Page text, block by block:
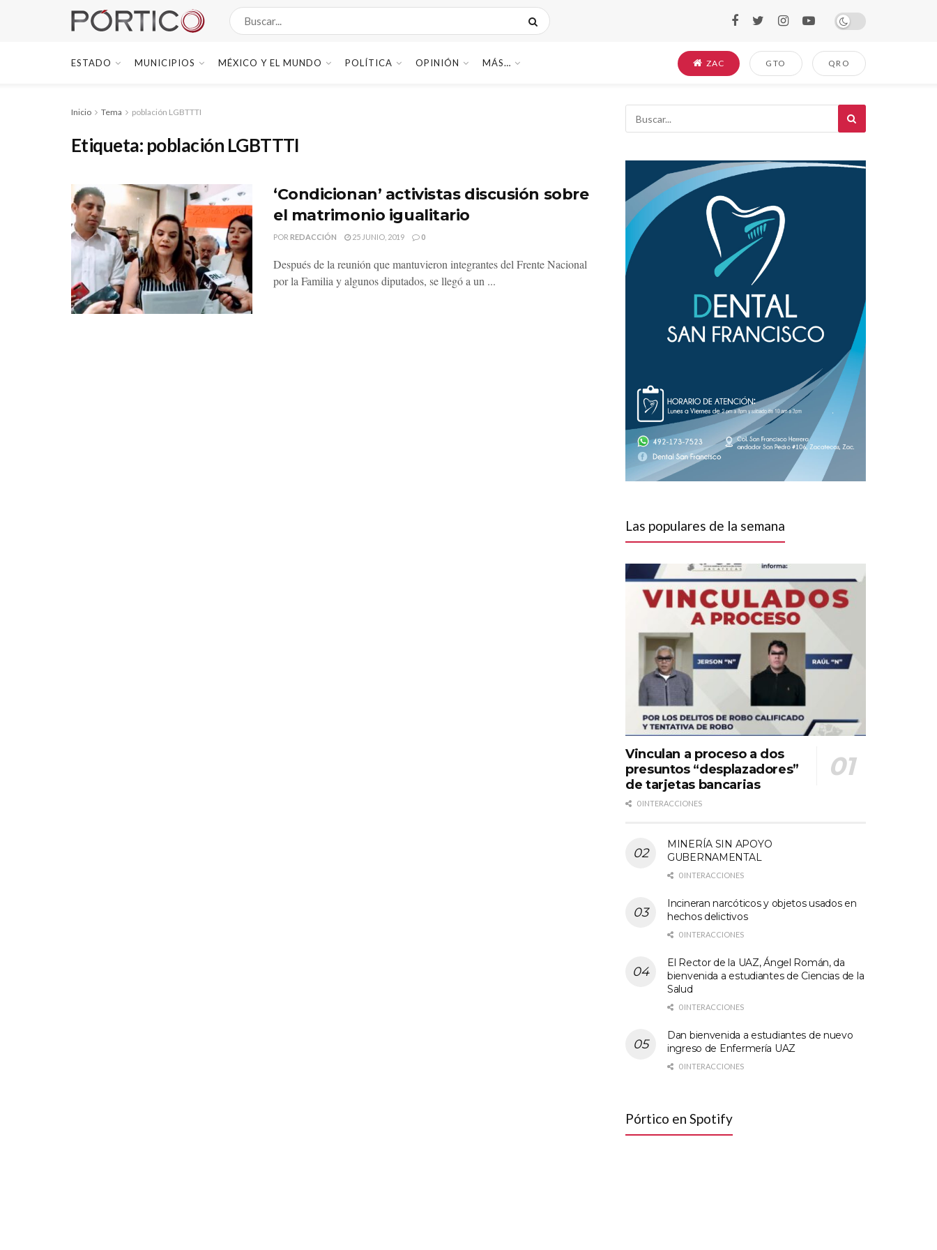
ESTADO MUNICIPIOS MÉXICO Y EL MUNDO POLÍTICA OPINIÓN MÁS… ZAC GTO QRO
Inicio Tema población LGBTTTI
Etiqueta: población LGBTTTI
‘Condicionan’ activistas discusión sobre
el matrimonio igualitario
POR REDACCIÓN 25 JUNIO, 2019 0
Después de la reunión que mantuvieron integrantes del Frente Nacional
por la Familia y algunos diputados, se llegó a un ...
Las populares de la semana
Vinculan a proceso a dos
presuntos “desplazadores”
de tarjetas bancarias
0 INTERACCIONES
MINERÍA SIN APOYO
GUBERNAMENTAL
0 INTERACCIONES
Incineran narcóticos y objetos usados en
hechos delictivos
0 INTERACCIONES
El Rector de la UAZ, Ángel Román, da
bienvenida a estudiantes de Ciencias de la
Salud
0 INTERACCIONES
Dan bienvenida a estudiantes de nuevo
ingreso de Enfermería UAZ
0 INTERACCIONES
Pórtico en Spotify